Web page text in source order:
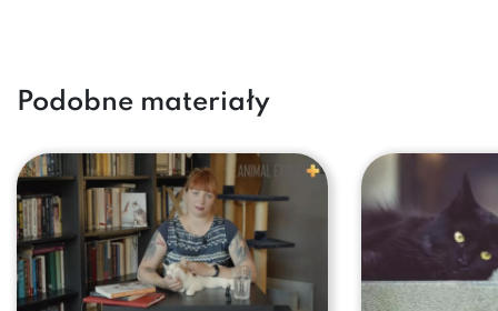
Podobne materiały